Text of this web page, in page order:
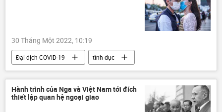
30 Tháng Một 2022, 10:19
Đại dịch COVID-19
tình dục
Quan điểm-Ý kiến
Sex
Hành trình của Nga và Việt Nam tới đích
thiết lập quan hệ ngoại giao